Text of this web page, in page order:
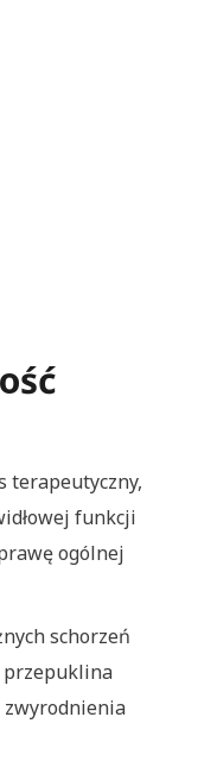
terapeutyczny,
funkcji
ogólnej
schorzeń
przepuklina
zwyrodnienia